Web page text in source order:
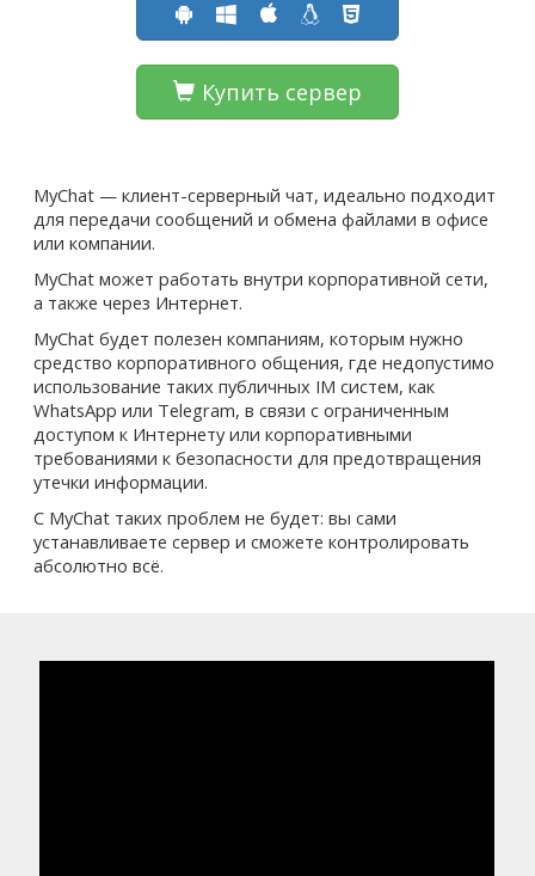
Купить сервер
MyChat — клиент-серверный чат, идеально подходит
для передачи сообщений и обмена файлами в офисе
или компании.
MyChat может работать внутри корпоративной сети,
а также через Интернет.
MyChat будет полезен компаниям, которым нужно
средство корпоративного общения, где недопустимо
использование таких публичных IM систем, как
WhatsApp или Telegram, в связи с ограниченным
доступом к Интернету или корпоративными
требованиями к безопасности для предотвращения
утечки информации.
С MyChat таких проблем не будет: вы сами
устанавливаете сервер и сможете контролировать
абсолютно всё.